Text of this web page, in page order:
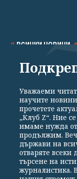
ВСИЧКИ НОВИНИ
СПОРТ
Общи
Реклама
Уважаеми
научите
прочетете
„Клуб Z“. Ние
имаме нужда
продължим.
държави на
отваряте всеки
търсене на
журналистика.